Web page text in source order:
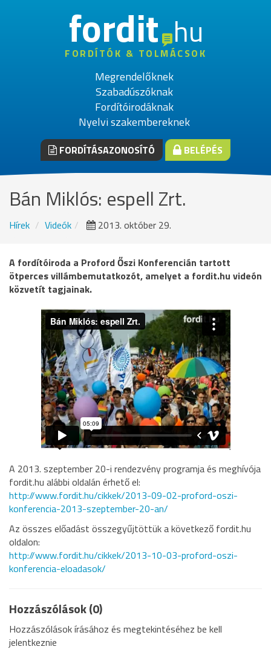
fordithu
FORDÍTÓK & TOLMÁCSOK
Megrendelőknek
Szabadúszóknak
Fordítóirodáknak
Nyelvi szakembereknek
FORDÍTÁSAZONOSÍTÓ BELÉPÉS
Bán Miklós: espell Zrt.
Hírek Videók 2013. október 29.
A fordítóiroda a Proford Őszi Konferencián tartott
ötperces villámbemutatkozót, amelyet a fordit.hu videón
közvetít tagjainak.
A 2013. szeptember 20-i rendezvény programja és meghívója
fordit.hu alábbi oldalán érhető el:
http://www.fordit.hu/cikkek/2013-09-02-proford-oszi-
konferencia-2013-szeptember-20-an/
Az összes előadást összegyűjtöttük a következő fordit.hu
oldalon:
http://www.fordit.hu/cikkek/2013-10-03-proford-oszi-
konferencia-eloadasok/
Hozzászólások (0)
Hozzászólások írásához és megtekintéséhez be kell
jelentkeznie